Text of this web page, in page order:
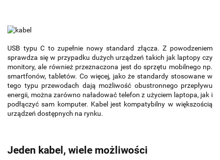
USB typu C to zupełnie nowy standard złącza. Z powodzeniem
sprawdza się w przypadku dużych urządzeń takich jak laptopy czy
monitory, ale również przeznaczona jest do sprzętu mobilnego np.
smartfonów, tabletów. Co więcej, jako że standardy stosowane w
tego typu przewodach dają możliwość obustronnego przepływu
energii, można zarówno naładować telefon z użyciem laptopa, jak i
podłączyć sam komputer. Kabel jest kompatybilny w większością
urządzeń dostępnych na rynku.
Jeden kabel, wiele możliwości